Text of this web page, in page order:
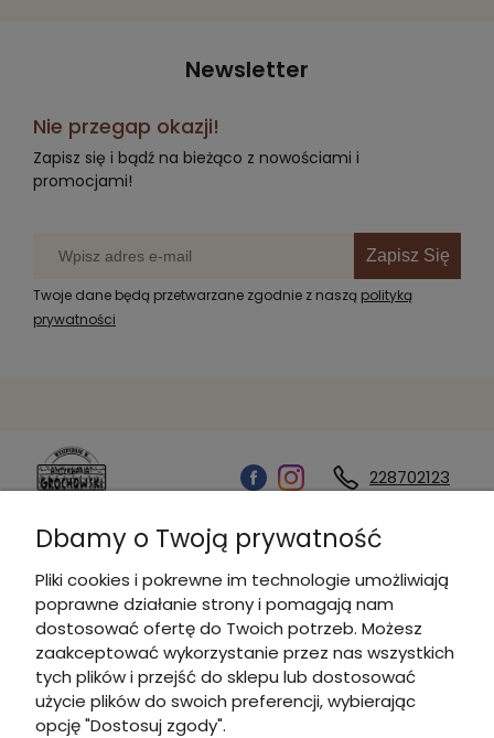
Newsletter
Nie przegap okazji!
Zapisz się i bądź na bieżąco z nowościami i
promocjami!
Zapisz Się
Twoje dane będą przetwarzane zgodnie z naszą polityką
prywatności
228702123
Kontakt
Informacje
Płatności i dostawa
Dbamy o Twoją prywatność
Pliki cookies i pokrewne im technologie umożliwiają
poprawne działanie strony i pomagają nam
dostosować ofertę do Twoich potrzeb. Możesz
zaakceptować wykorzystanie przez nas wszystkich
tych plików i przejść do sklepu lub dostosować
użycie plików do swoich preferencji, wybierając
opcję "Dostosuj zgody".